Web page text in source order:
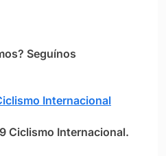
Seguínos
Internacional
Ciclismo Internacional.